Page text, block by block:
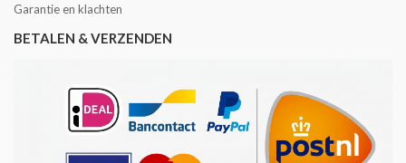
Garantie en klachten
BETALEN & VERZENDEN